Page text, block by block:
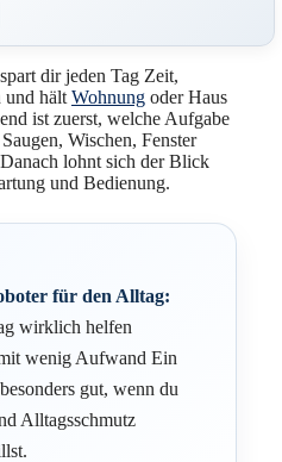
dir jeden Tag Zeit,
und hält Wohnung oder Haus
ist zuerst, welche Aufgabe
Wischen, Fenster
lohnt sich der Blick
und Bedienung.
für den Alltag:
wirklich helfen
wenig Aufwand Ein
gut, wenn du
Alltagsschmutz